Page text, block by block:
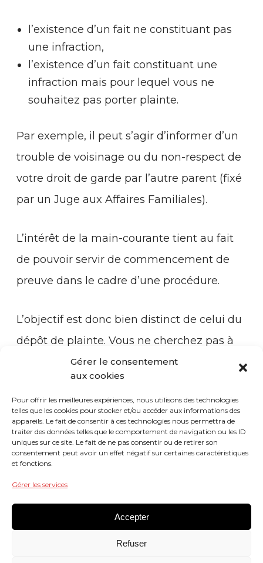
Gérer le consentement
aux cookies
Pour offrir les meilleures expériences, nous utilisons des technologies
telles que les cookies pour stocker et/ou accéder aux informations des
appareils. Le fait de consentir à ces technologies nous permettra de
traiter des données telles que le comportement de navigation ou les ID
uniques sur ce site. Le fait de ne pas consentir ou de retirer son
consentement peut avoir un effet négatif sur certaines caractéristiques
et fonctions.
Gérer les services
Accepter
Refuser
l’existence d’un fait ne constituant pas
une infraction,
l’existence d’un fait constituant une
infraction mais pour lequel vous ne
souhaitez pas porter plainte.
Par exemple, il peut s’agir d’informer d’un
trouble de voisinage ou du non-respect de
votre droit de garde par l’autre parent (fixé
par un Juge aux Affaires Familiales).
L’intérêt de la main-courante tient au fait
de pouvoir servir de commencement de
preuve dans le cadre d’une procédure.
L’objectif est donc bien distinct de celui du
dépôt de plainte. Vous ne cherchez pas à
engager des poursuites mais à signaler la
nature et la date d’un fait.
Pour constituer une preuve à part entière,
d’autres éléments devront venir en appui
de la main courante. Par exemple, cela
peut être des témoignages, un constat
d’huissier, une plainte, etc.).
L’auteur des faits signalés n’aura pas